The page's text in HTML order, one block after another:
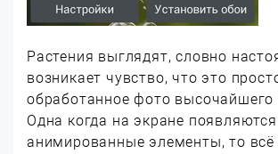
Растения выглядят, словно
возникает чувство, что это
обработанное фото высочайшего
Одна когда на экране появляются
анимированные элементы, то всё